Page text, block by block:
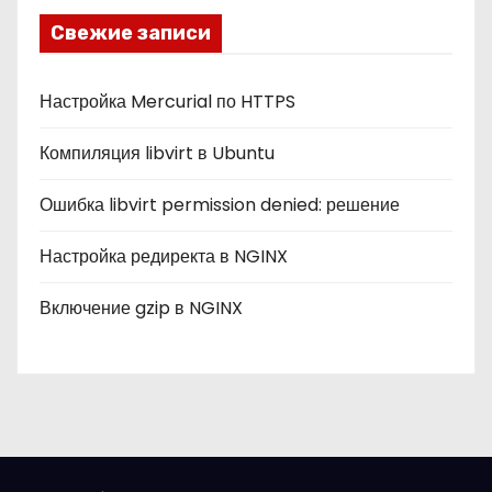
к
и
Свежие записи
Настройка Mercurial по HTTPS
Компиляция libvirt в Ubuntu
Ошибка libvirt permission denied: решение
Настройка редиректа в NGINX
Включение gzip в NGINX